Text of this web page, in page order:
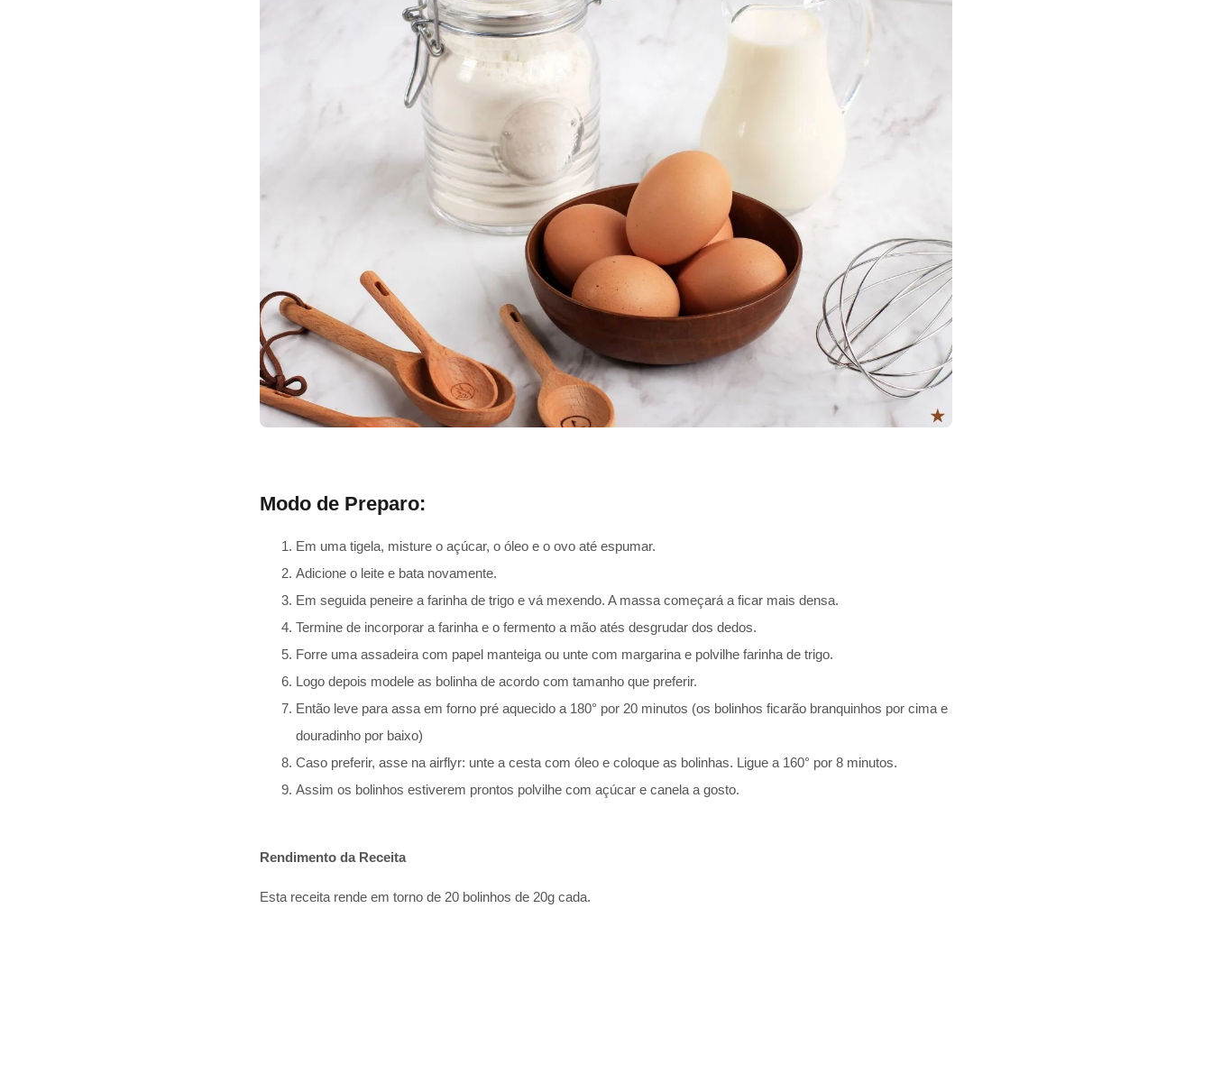
Modo de Preparo:
Em uma tigela, misture o açúcar, o óleo e o ovo até espumar.
Adicione o leite e bata novamente.
Em seguida peneire a farinha de trigo e vá mexendo. A massa começará a ficar mais densa.
Termine de incorporar a farinha e o fermento a mão atés desgrudar dos dedos.
Forre uma assadeira com papel manteiga ou unte com margarina e polvilhe farinha de trigo.
Logo depois modele as bolinha de acordo com tamanho que preferir.
Então leve para assa em forno pré aquecido a 180° por 20 minutos (os bolinhos ficarão branquinhos por cima e
douradinho por baixo)
Caso preferir, asse na airflyr: unte a cesta com óleo e coloque as bolinhas. Ligue a 160° por 8 minutos.
Assim os bolinhos estiverem prontos polvilhe com açúcar e canela a gosto.
Rendimento da Receita
Esta receita rende em torno de 20 bolinhos de 20g cada.